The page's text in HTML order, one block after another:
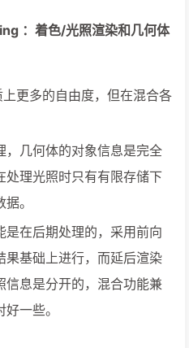
：着色/光照渲染和几何体
更多的自由度，但在混合各
，几何体的对象信息是完全
处理光照时只有有限存储下
。
是在后期处理的，采用前向
果基础上进行，而延后渲染
信息是分开的，混合功能兼
一些。